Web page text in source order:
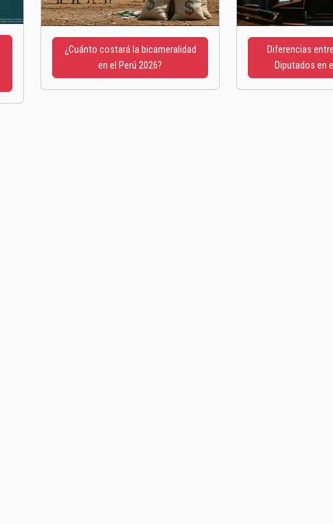
¿Cuánto costará la bicameralidad
en el Perú 2026?
Diferencias
Diputados en